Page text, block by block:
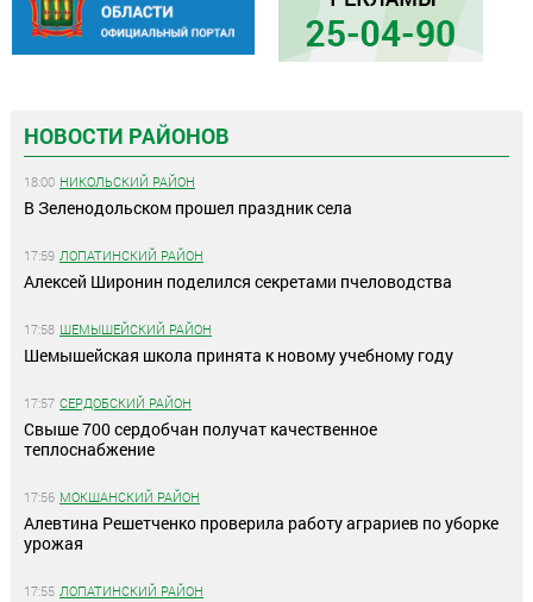
НОВОСТИ РАЙОНОВ
18:00 НИКОЛЬСКИЙ РАЙОН
В Зеленодольском прошел праздник села
17:59 ЛОПАТИНСКИЙ РАЙОН
Алексей Широнин поделился секретами пчеловодства
17:58 ШЕМЫШЕЙСКИЙ РАЙОН
Шемышейская школа принята к новому учебному году
17:57 СЕРДОБСКИЙ РАЙОН
Свыше 700 сердобчан получат качественное
теплоснабжение
17:56 МОКШАНСКИЙ РАЙОН
Алевтина Решетченко проверила работу аграриев по уборке
урожая
17:55 ЛОПАТИНСКИЙ РАЙОН